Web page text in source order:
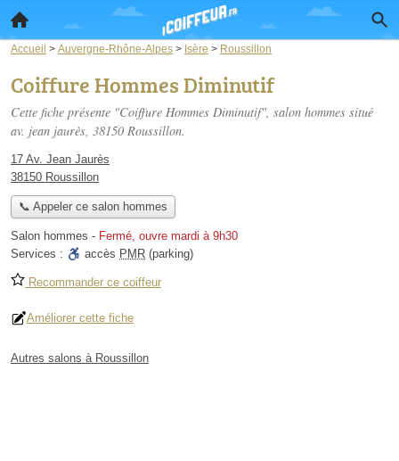
Accueil > Auvergne-Rhône-Alpes > Isère > Roussillon
Coiffure Hommes Diminutif
Cette fiche présente "Coiffure Hommes Diminutif", salon hommes situé
av. jean jaurès, 38150 Roussillon.
17 Av. Jean Jaurès
38150 Roussillon
📞 Appeler ce salon hommes
Salon hommes - Fermé, ouvre mardi à 9h30
Services :
accès PMR (parking)
Recommander ce coiffeur
Améliorer cette fiche
Autres salons à Roussillon